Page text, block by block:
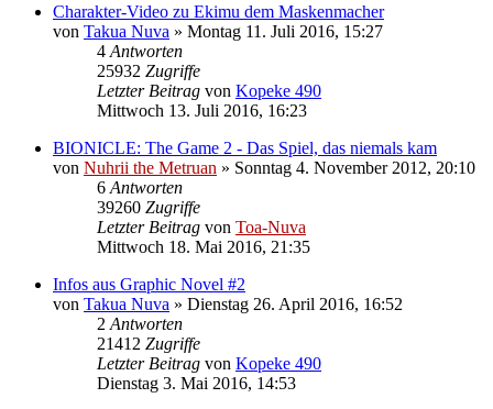
Charakter-Video zu Ekimu dem Maskenmacher
von Takua Nuva » Montag 11. Juli 2016, 15:27
4 Antworten
25932 Zugriffe
Letzter Beitrag von Kopeke 490
Mittwoch 13. Juli 2016, 16:23
BIONICLE: The Game 2 - Das Spiel, das niemals kam
von Nuhrii the Metruan » Sonntag 4. November 2012, 20:10
6 Antworten
39260 Zugriffe
Letzter Beitrag von Toa-Nuva
Mittwoch 18. Mai 2016, 21:35
Infos aus Graphic Novel #2
von Takua Nuva » Dienstag 26. April 2016, 16:52
2 Antworten
21412 Zugriffe
Letzter Beitrag von Kopeke 490
Dienstag 3. Mai 2016, 14:53